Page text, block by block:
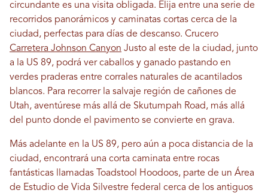
circundante es una visita obligada. Elija entre una serie de
recorridos panorámicos y caminatas cortas cerca de la
ciudad, perfectas para días de descanso. Crucero
Carretera Johnson Canyon Justo al este de la ciudad, junto
a la US 89, podrá ver caballos y ganado pastando en
verdes praderas entre corrales naturales de acantilados
blancos. Para recorrer la salvaje región de cañones de
Utah, aventúrese más allá de Skutumpah Road, más allá
del punto donde el pavimento se convierte en grava.
Más adelante en la US 89, pero aún a poca distancia de la
ciudad, encontrará una corta caminata entre rocas
fantásticas llamadas Toadstool Hoodoos, parte de un Área
de Estudio de Vida Silvestre federal cerca de los antiguos